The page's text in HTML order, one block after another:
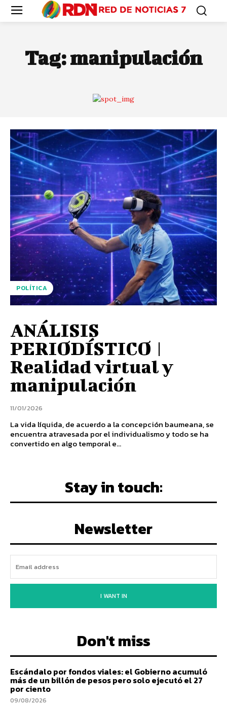
Tag:manipulación
POLÍTICA
ANÁLISIS
PERIODÍSTICO |
Realidad virtual y
manipulación
11/01/2026
La vida líquida, de acuerdo a la concepción baumeana, se
encuentra atravesada por el individualismo y todo se ha
convertido en algo temporal e...
Stay in touch:
Newsletter
I WANT IN
Don't miss
Escándalo por fondos viales: el Gobierno acumuló
más de un billón de pesos pero solo ejecutó el 27
por ciento
09/08/2026